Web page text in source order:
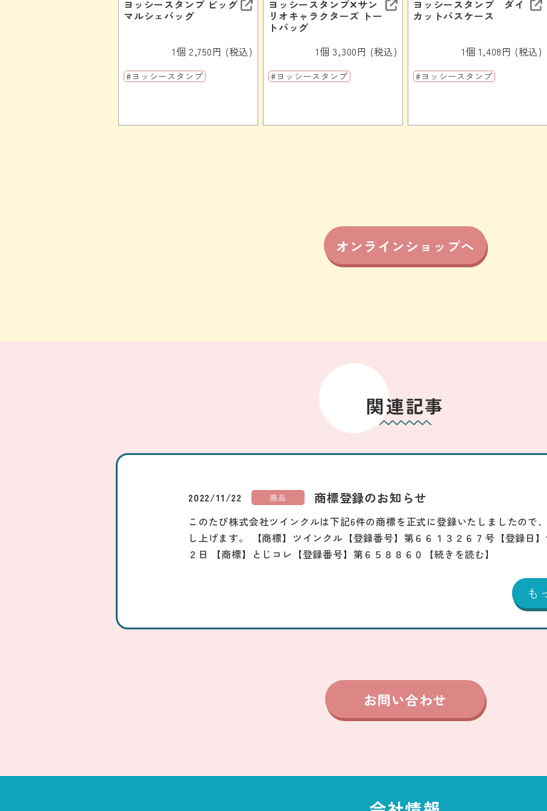
ヨッシースタンプ ビッグ
マルシェバッグ
1個 2,750円 (税込)
#ヨッシースタンプ
ヨッシースタンプ✕サン
リオキャラクターズ トー
トバッグ
1個 3,300円 (税込)
#ヨッシースタンプ
ヨッシースタンプ ダイ
カットパスケース
1個 1,408円 (税込)
#ヨッシースタンプ
オンラインショップへ
関連記事
2022/11/22 商品 商標登録のお知らせ
このたび株式会社ツインクルは下記6件の商標を正式に登録いたしましたので
し上げます。 【商標】ツインクル【登録番号】第６６１３２６７号【登録日
２日 【商標】とじコレ【登録番号】第６５８８６０
【続きを読む】
お問い合わせ